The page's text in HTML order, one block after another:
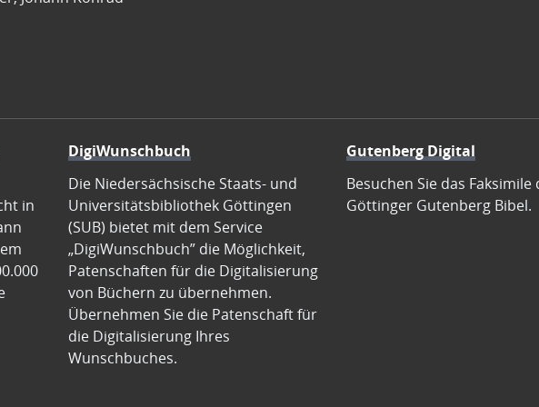
in
DigiWunschbuch
Die Niedersächsische Staats- und
Universitätsbibliothek Göttingen
(SUB) bietet mit dem Service
„DigiWunschbuch” die Möglichkeit,
Patenschaften für die Digitalisierung
von Büchern zu übernehmen.
Übernehmen Sie die Patenschaft für
die Digitalisierung Ihres
Wunschbuches.
Gutenberg Digital
Besuchen Sie das Faksimile
Göttinger Gutenberg Bibel.